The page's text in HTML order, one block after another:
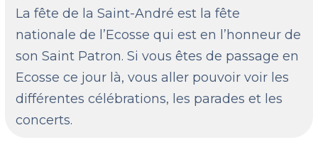
La fête de la Saint-André est la fête
nationale de l’Ecosse qui est en l’honneur de
son Saint Patron. Si vous êtes de passage en
Ecosse ce jour là, vous aller pouvoir voir les
différentes célébrations, les parades et les
concerts.